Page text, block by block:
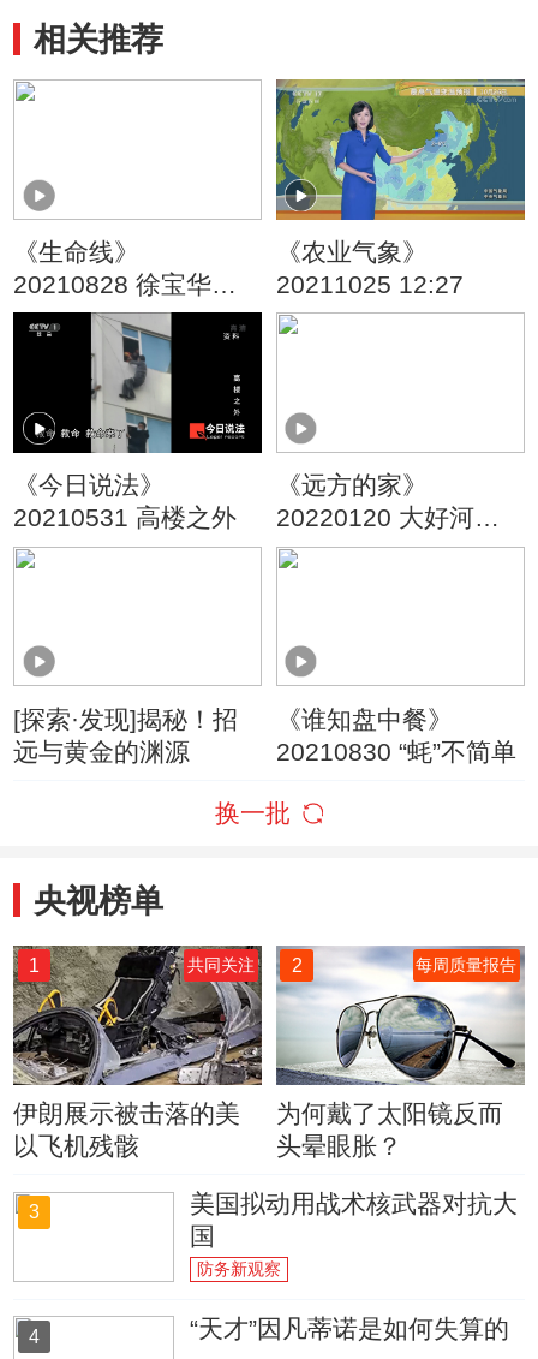
相关推荐
《生命线》
20210828 徐宝华
——关乎牙齿健康的
口腔美学
《农业气象》
20211025 12:27
《今日说法》
20210531 高楼之外
《远方的家》
20220120 大好河山
齐鲁大地品美食
[探索·发现]揭秘！招
远与黄金的渊源
《谁知盘中餐》
20210830 “蚝”不简单
换一批
央视榜单
1 共同关注
伊朗展示被击落的美
以飞机残骸
2 每周质量报告
为何戴了太阳镜反而
头晕眼胀？
3
美国拟动用战术核武器对抗大
国
防务新观察
4 “天才”因凡蒂诺是如何失算的